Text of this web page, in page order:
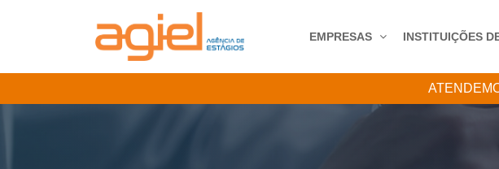
EMPRESAS INSTITUIÇÕES